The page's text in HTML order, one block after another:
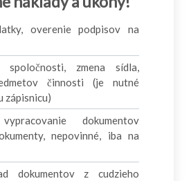
overenie podpisov na
spoločnosti, zmena sídla,
činnosti (je nutné
zápisnicu)
dokumentov
nepovinné, iba na
dokumentov z cudzieho